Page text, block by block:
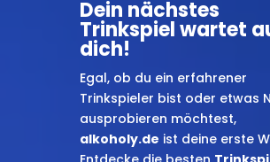
Dein nächstes
Trinkspiel wartet
dich!
Egal, ob du ein erfahrener
Trinkspieler bist oder etwas
ausprobieren möchtest,
alkoholy.de ist deine erste